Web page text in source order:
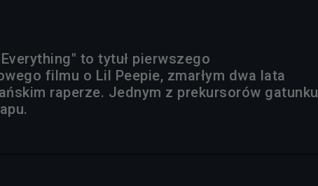
to tytuł pierwszego
filmu o Lil Peepie, zmarłym dwa lata
raperze. Jednym z prekursorów gatunku